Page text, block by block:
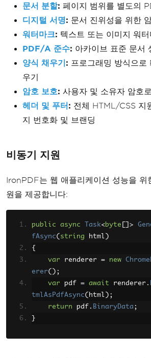
문서 분할: 페이지 범위를 별도의
디지털 서명: 문서 진위성을 위한
워터마크: 텍스트 또는 이미지 워
PDF/A 준수: 아카이브 표준 문서
양식 채우기 : 프로그래밍 방식으로
우기
암호 보호: 사용자 및 소유자 암호
헤더 및 푸터 : 전체 HTML/CSS 지
지 번호화 및 브랜딩
비동기 지원
IronPDF는 웹 애플리케이션 성능을
원을 제공합니다:
public async Task<byte []>
fAsync( string html )
{
var renderer = new
erer();
var pdf = await renderer .
tmlAsPdfAsync( html );
return pdf . BinaryData ;
}